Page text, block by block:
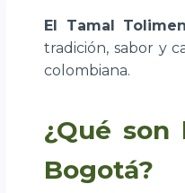
El Tamal
tradición, sabor y
colombiana.
¿Qué son
Bogotá?